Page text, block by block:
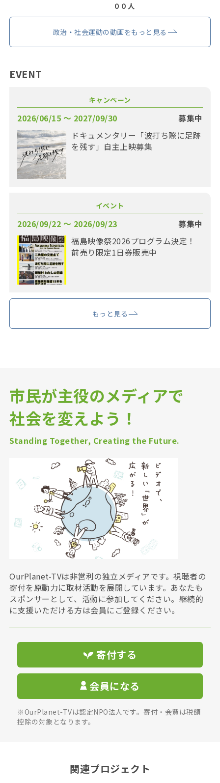
００人
政治・社会運動の動画をもっと見る
EVENT
キャンペーン
2026/06/15 〜 2027/09/30
募集中
ドキュメンタリー「波打ち際に足跡
を残す」自主上映募集
イベント
2026/09/22 〜 2026/09/23
募集中
福島映像祭2026プログラム決定！
前売り限定1日券販売中
もっと見る
市民が主役のメディアで
社会を変えよう！
Standing Together, Creating the Future.
OurPlanet-TVは非営利の独立メディアです。視聴者の
寄付を原動力に取材活動を展開しています。あなたも
スポンサーとして、活動に参加してください。継続的
に支援いただける方は会員にご登録ください。
寄付する
会員になる
※OurPlanet-TVは認定NPO法人です。寄付・会費は税額
控除の対象となります。
関連プロジェクト